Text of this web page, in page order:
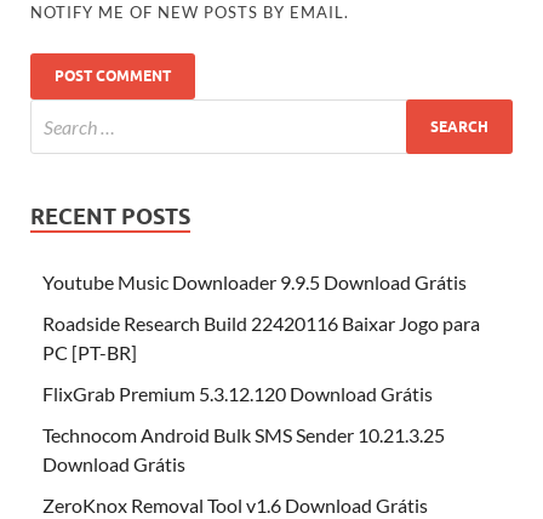
NOTIFY ME OF NEW POSTS BY EMAIL.
RECENT POSTS
Youtube Music Downloader 9.9.5 Download Grátis
Roadside Research Build 22420116 Baixar Jogo para
PC [PT-BR]
FlixGrab Premium 5.3.12.120 Download Grátis
Technocom Android Bulk SMS Sender 10.21.3.25
Download Grátis
ZeroKnox Removal Tool v1.6 Download Grátis